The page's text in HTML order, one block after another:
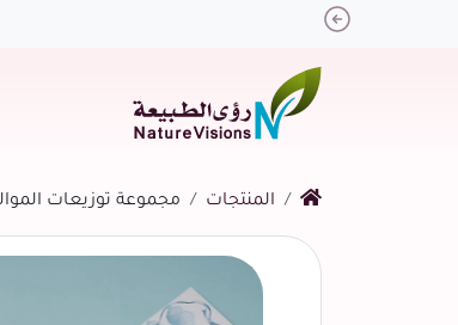
Previous
المنتجات مجموعة توزيعات